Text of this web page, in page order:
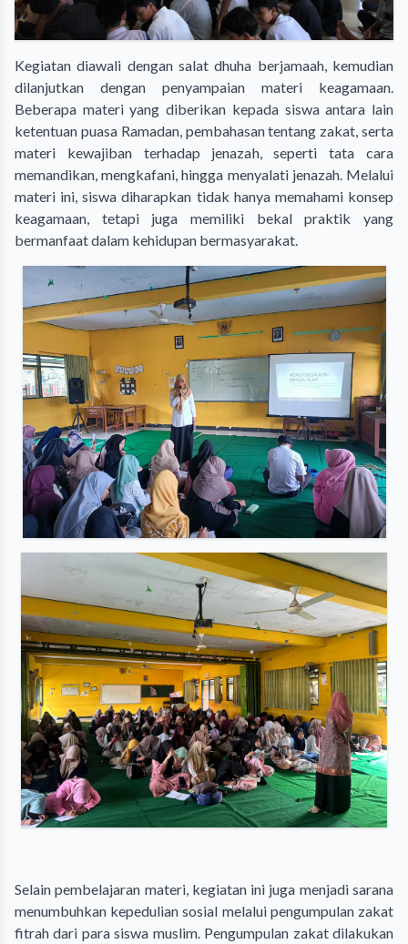
Kegiatan diawali dengan salat dhuha berjamaah, kemudian
dilanjutkan dengan penyampaian materi keagamaan.
Beberapa materi yang diberikan kepada siswa antara lain
ketentuan puasa Ramadan, pembahasan tentang zakat, serta
materi kewajiban terhadap jenazah, seperti tata cara
memandikan, mengkafani, hingga menyalati jenazah. Melalui
materi ini, siswa diharapkan tidak hanya memahami konsep
keagamaan, tetapi juga memiliki bekal praktik yang
bermanfaat dalam kehidupan bermasyarakat.
Selain pembelajaran materi, kegiatan ini juga menjadi sarana
menumbuhkan kepedulian sosial melalui pengumpulan zakat
fitrah dari para siswa muslim. Pengumpulan zakat dilakukan